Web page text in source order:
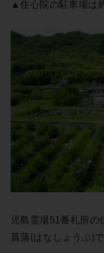
▲住心院の駐車場は
児島霊場51番札所の
菖蒲(はなしょうぶ)